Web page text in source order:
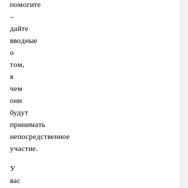
помогите
–
дайте
вводные
о
том,
в
чем
они
будут
принимать
непосредственное
участие.
У
вас